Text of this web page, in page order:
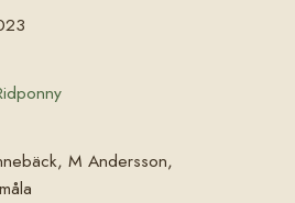
M Andersson,